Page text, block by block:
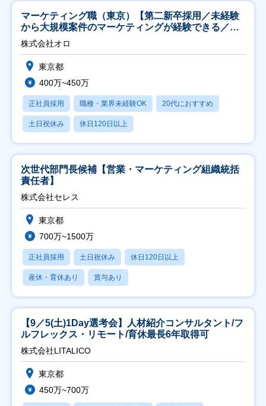
マーケティング職（東京）【第二新卒採用／未経験
から大規模案件のマーケティングが経験できる／研
修充実】
株式会社オロ
東京都
400万~450万
正社員採用 職種・業界未経験OK 20代におすすめ
土日祝休み 休日120日以上
次世代部門長候補【営業・マーケティング組織統括
責任者】
株式会社セレス
東京都
700万~1500万
正社員採用 土日祝休み 休日120日以上
産休・育休あり 賞与あり
【9／5(土)1Day選考会】人材紹介コンサルタント/フ
ルフレックス・リモート/育休最長6年取得可
株式会社LITALICO
東京都
450万~700万